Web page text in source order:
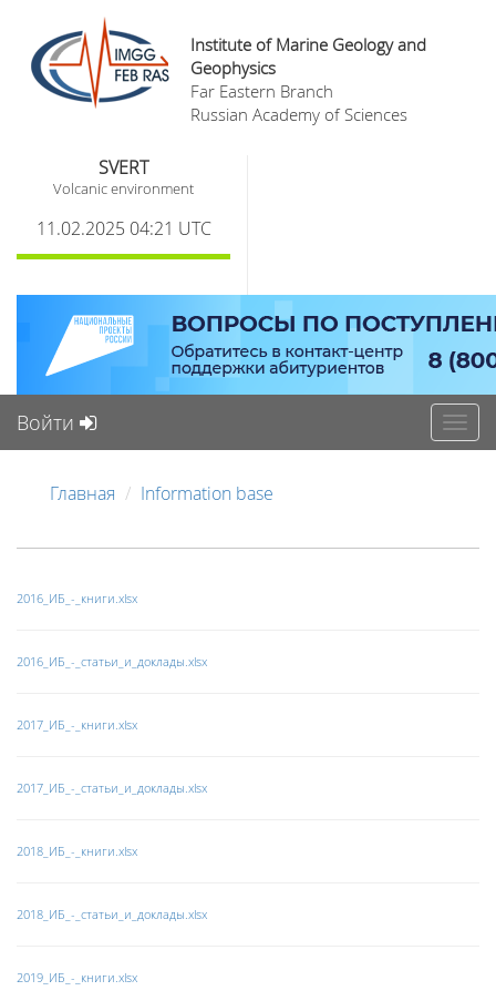
Institute of Marine Geology and
Geophysics
Far Eastern Branch
Russian Academy of Sciences
SVERT
Volcanic environment
11.02.2025 04:21 UTC
Войти
Главная Information base
2016_ИБ_-_книги.xlsx
2016_ИБ_- _статьи_и_доклады.xlsx
2017_ИБ_-_книги.xlsx
2017_ИБ_-_статьи_и_доклады.xlsx
2018_ИБ_-_книги.xlsx
2018_ИБ_-_статьи_и_доклады.xlsx
2019_ИБ_-_книги.xlsx